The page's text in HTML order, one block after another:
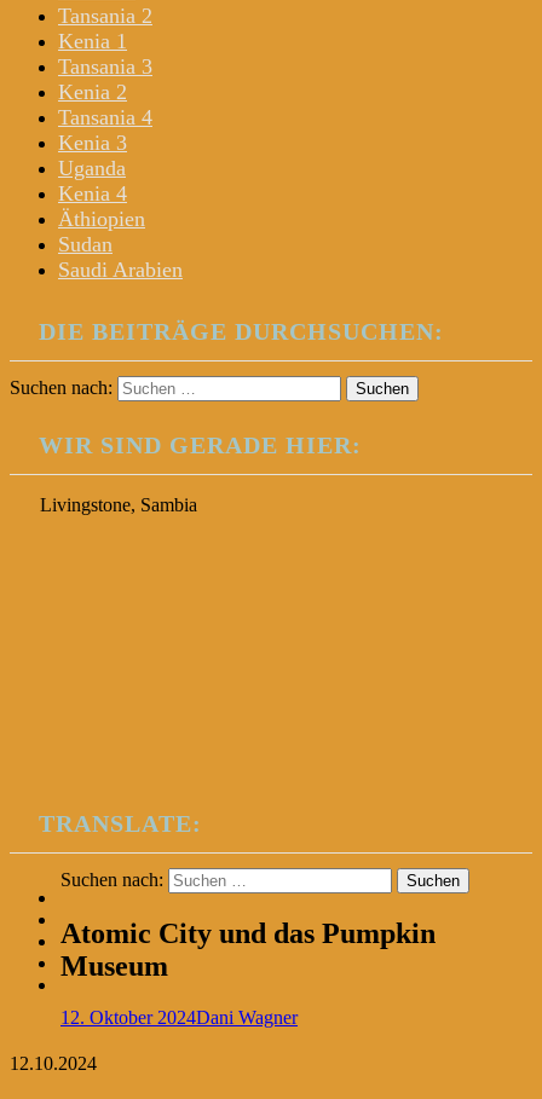
Tansania 2
Kenia 1
Tansania 3
Kenia 2
Tansania 4
Kenia 3
Uganda
Kenia 4
Äthiopien
Sudan
Saudi Arabien
DIE BEITRÄGE DURCHSUCHEN:
Suchen nach:
WIR SIND GERADE HIER:
Livingstone, Sambia
TRANSLATE:
Suchen nach:
Atomic City und das Pumpkin
Museum
12. Oktober 2024Dani Wagner
12.10.2024